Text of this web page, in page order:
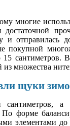
многие
и отправилась
покупной
сантиметров.
множества
щуки
а
форме
элементами